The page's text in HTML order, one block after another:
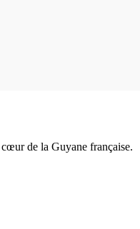
de la Guyane française.